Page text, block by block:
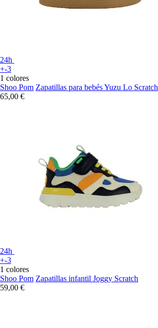
24h
+-3
1 colores
Shoo Pom Zapatillas para bebés Yuzu Lo Scratch
65,00 €
24h
+-3
1 colores
Shoo Pom Zapatillas infantil Joggy Scratch
59,00 €